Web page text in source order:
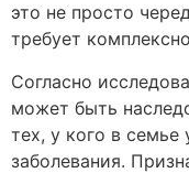
это не просто
требует
Согласно
может быть
тех, у кого в семье
заболевания.